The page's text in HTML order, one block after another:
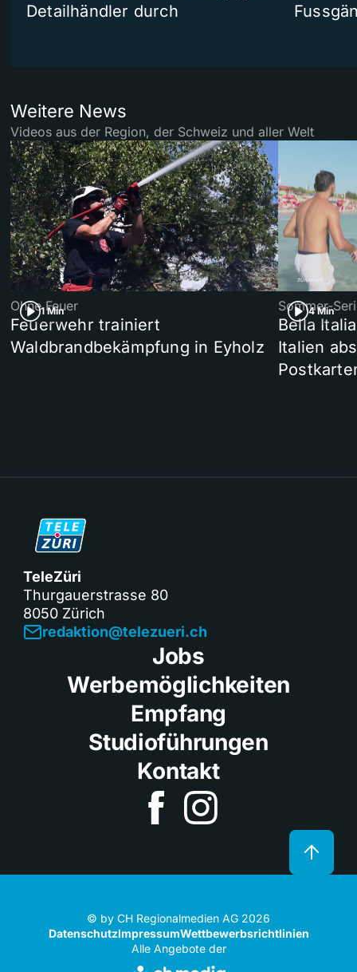
Detailhändler durch
Weitere News
Videos aus der Region, der Schweiz und aller Welt
1 Min
Ohne Feuer
Feuerwehr trainiert
Waldbrandbekämpfung in Eyholz
4 Min
Sommer-
Bella
Italien
TeleZüri
Thurgauerstrasse 80
8050 Zürich
redaktion@telezueri.ch
Jobs
Werbemöglichkeiten
Empfang
Studioführungen
Kontakt
© by CH Regionalmedien AG 2026
DatenschutzImpressumWettbewerbsrichtlinien
Alle Angebote der